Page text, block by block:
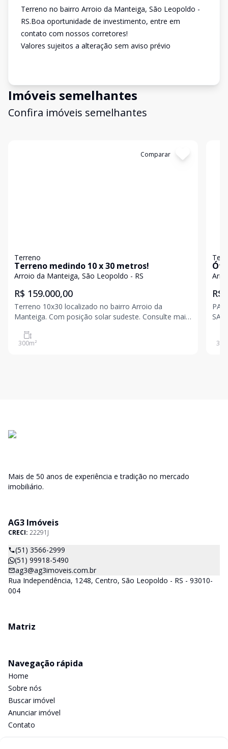
Terreno no bairro Arroio da Manteiga, São Leopoldo -
RS.Boa oportunidade de investimento, entre em
contato com nossos corretores!
Valores sujeitos a alteração sem aviso prévio
Imóveis semelhantes
Confira imóveis semelhantes
Comparar
Terreno
Terreno medindo 10 x 30 metros!
Arroio da Manteiga, São Leopoldo - RS
R$ 159.000,00
Terreno 10x30 localizado no bairro Arroio da
Manteiga. Com posição solar sudeste. Consulte mais
prévio
300m²
R$
Mais de 50 anos de experiência e tradição no mercado
imobiliário.
AG3 Imóveis
CRECI: 22291J
(51) 3566-2999
(51) 99918-5490
ag3@ag3imoveis.com.br
Rua Independência, 1248, Centro, São Leopoldo - RS - 93010-
004
Matriz
Navegação rápida
Home
Sobre nós
Buscar imóvel
Anunciar imóvel
Contato